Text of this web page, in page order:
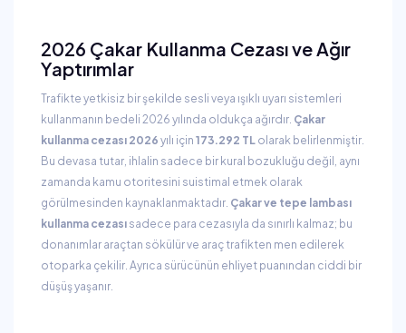
2026 Çakar Kullanma Cezası ve Ağır
Yaptırımlar
Trafikte yetkisiz bir şekilde sesli veya ışıklı uyarı sistemleri
kullanmanın bedeli 2026 yılında oldukça ağırdır. Çakar
kullanma cezası 2026 yılı için 173.292 TL olarak belirlenmiştir.
Bu devasa tutar, ihlalin sadece bir kural bozukluğu değil, aynı
zamanda kamu otoritesini suistimal etmek olarak
görülmesinden kaynaklanmaktadır. Çakar ve tepe lambası
kullanma cezası sadece para cezasıyla da sınırlı kalmaz; bu
donanımlar araçtan sökülür ve araç trafikten men edilerek
otoparka çekilir. Ayrıca sürücünün ehliyet puanından ciddi bir
düşüş yaşanır.